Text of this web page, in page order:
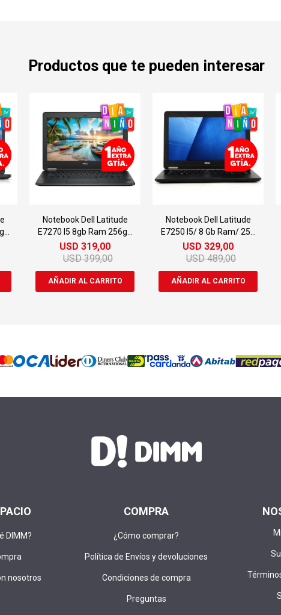
Productos que te pueden interesar
Notebook Dell Latitude
E7270 I5 8gb Ram 256gb
Ssd 12.3"
USD 319,00
USD 399,00
Notebook Dell Latitude
E7250 I5/ 8 Gb Ram/ 256
Gb Ssd
USD 329,00
USD 489,00
DIMM?
nosotros
COMPRA
¿Cómo comprar?
Política de Envíos y devoluciones
Condiciones de compra
Preguntas